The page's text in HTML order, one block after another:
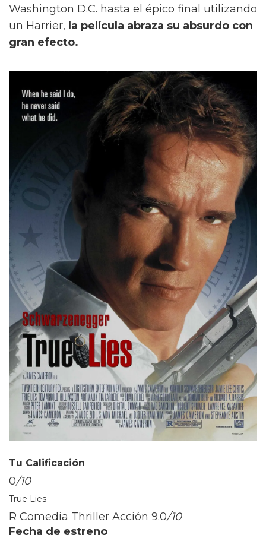
Washington D.C. hasta el épico final utilizando
un Harrier, la película abraza su absurdo con
gran efecto.
Tu Calificación
0/10
True Lies
R Comedia Thriller Acción 9.0/10
Fecha de estreno